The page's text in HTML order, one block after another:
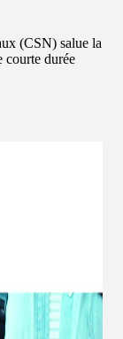
(CSN) salue la
courte durée